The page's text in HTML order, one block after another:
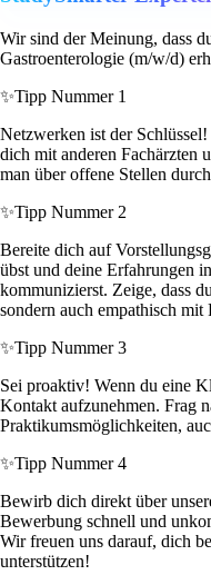
Wir sind der Meinung, dass
Gastroenterologie (m/w/d)
✨Tipp Nummer 1
Netzwerken ist der
dich mit anderen Fachärzten
man über offene Stellen
✨Tipp Nummer 2
Bereite dich auf
übst und deine Erfahrungen
kommunizierst. Zeige, dass
sondern auch empathisch mit
✨Tipp Nummer 3
Sei proaktiv! Wenn du eine
Kontakt aufzunehmen. Frag
Praktikumsmöglichkeiten,
✨Tipp Nummer 4
Bewirb dich direkt über
Bewerbung schnell und
Wir freuen uns darauf, dich
unterstützen!